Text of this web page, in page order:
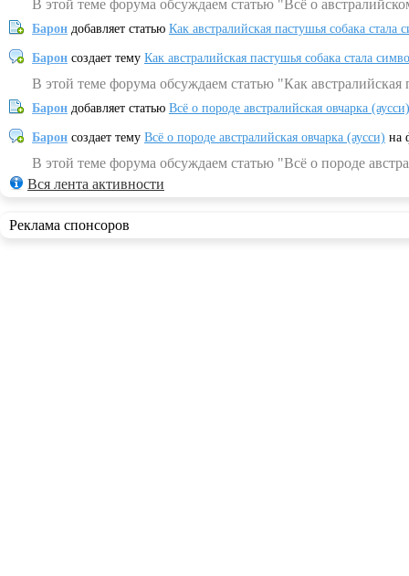
В этой теме форума обсуждаем статью "Всё о
Барон добавляет статью Как австралийская пастушья собака
Барон создает тему Как австралийская пастушья собака стала
В этой теме форума обсуждаем статью "Как
Барон добавляет статью Всё о породе австралийская овчарка (аусси)
Барон создает тему Всё о породе австралийская овчарка (аусси) на
В этой теме форума обсуждаем статью "Всё о породе
Вся лента активности
Реклама спонсоров